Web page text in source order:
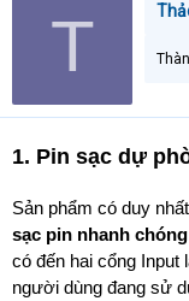
r
r
ử
T
1. Pin sạc dự
Sản phẩm có duy
sạc pin nhanh chóng
có đến hai cổng Input
người dùng đang sử